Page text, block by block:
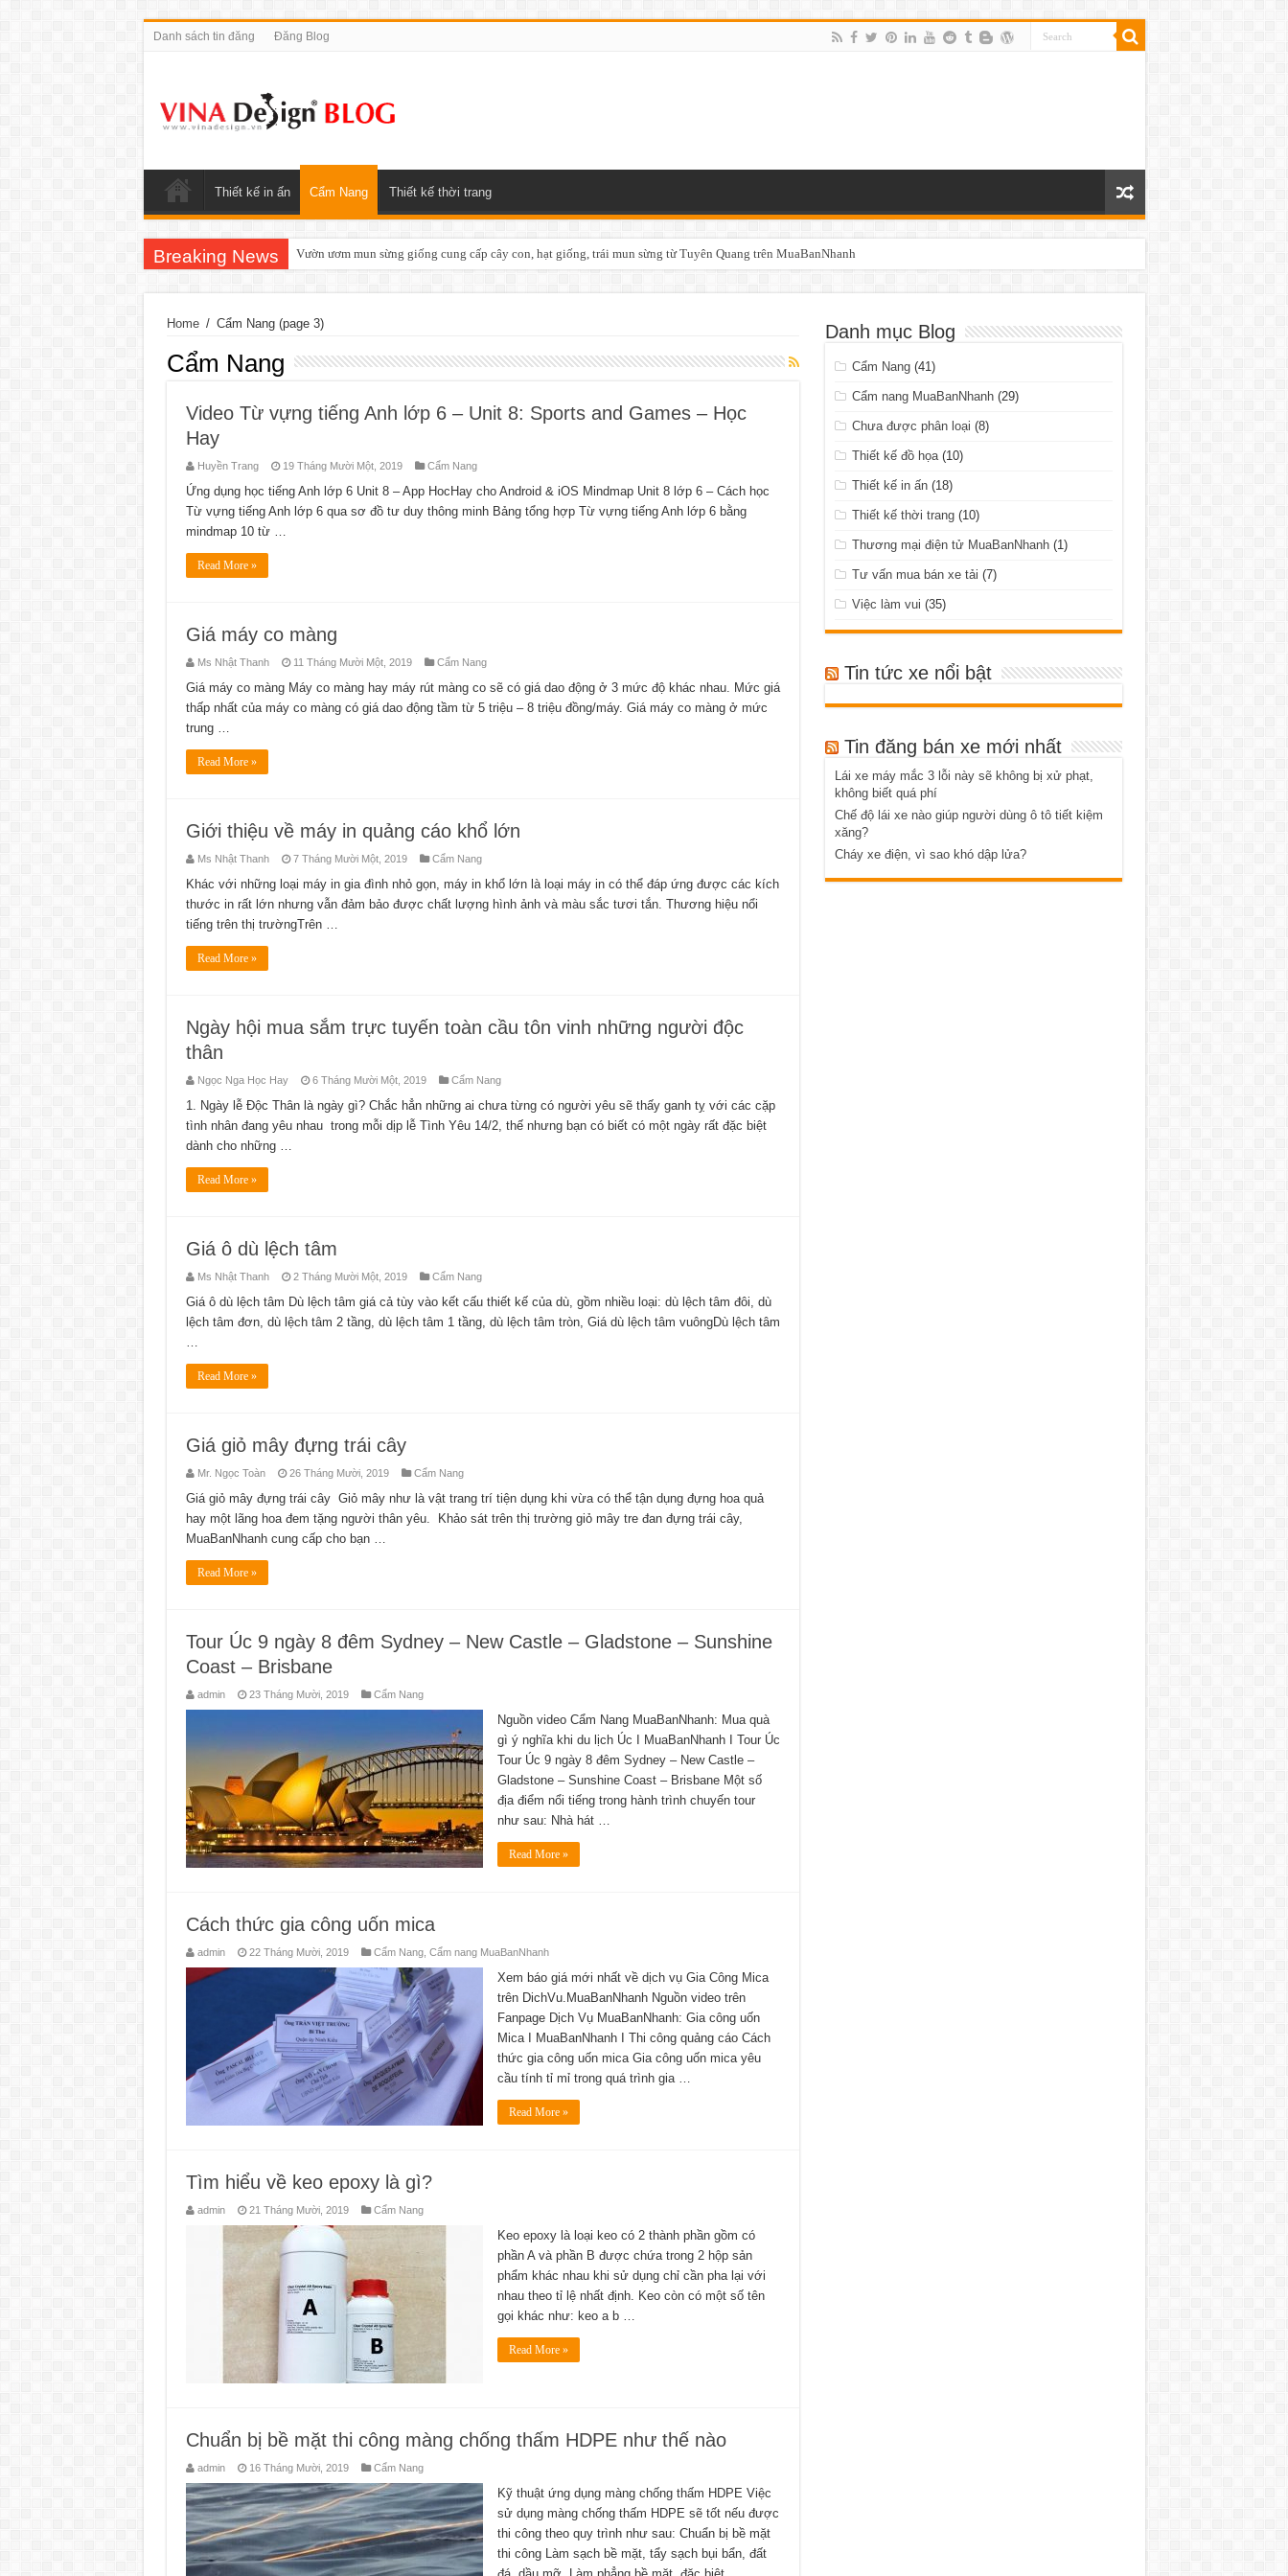
Danh sách tin đăng Đăng Blog
Thiết kế in ấn Cẩm Nang Thiết kế thời trang
Breaking News Vườn ươm mun sừng giống cung cấp cây con, hạt giống, trái mun sừng từ Tuyên Quang trên MuaBanNhanh
Home / Cẩm Nang(page 3)
Cẩm Nang
Video Từ vựng tiếng Anh lớp 6 – Unit 8: Sports and Games – Học
Hay
Huyền Trang 19 Tháng Mười Một, 2019 Cẩm Nang
Ứng dụng học tiếng Anh lớp 6 Unit 8 – App HocHay cho Android & iOS Mindmap Unit 8 lớp 6 – Cách học
Từ vựng tiếng Anh lớp 6 qua sơ đồ tư duy thông minh Bảng tổng hợp Từ vựng tiếng Anh lớp 6 bằng
mindmap 10 từ …
Read More »
Giá máy co màng
Ms Nhật Thanh 11 Tháng Mười Một, 2019 Cẩm Nang
Giá máy co màng Máy co màng hay máy rút màng co sẽ có giá dao động ở 3 mức độ khác nhau. Mức giá
thấp nhất của máy co màng có giá dao động tầm từ 5 triệu – 8 triệu đồng/máy. Giá máy co màng ở mức
trung …
Read More »
Giới thiệu về máy in quảng cáo khổ lớn
Ms Nhật Thanh 7 Tháng Mười Một, 2019 Cẩm Nang
Khác với những loại máy in gia đình nhỏ gọn, máy in khổ lớn là loại máy in có thể đáp ứng được các kích
thước in rất lớn nhưng vẫn đảm bảo được chất lượng hình ảnh và màu sắc tươi tắn. Thương hiệu nổi
tiếng trên thị trườngTrên …
Read More »
Ngày hội mua sắm trực tuyến toàn cầu tôn vinh những người độc
thân
Ngọc Nga Học Hay 6 Tháng Mười Một, 2019 Cẩm Nang
1. Ngày lễ Độc Thân là ngày gì? Chắc hẳn những ai chưa từng có người yêu sẽ thấy ganh tỵ với các cặp
tình nhân đang yêu nhau trong mỗi dịp lễ Tình Yêu 14/2, thế nhưng bạn có biết có một ngày rất đặc biệt
dành cho những …
Read More »
Giá ô dù lệch tâm
Ms Nhật Thanh 2 Tháng Mười Một, 2019 Cẩm Nang
Giá ô dù lệch tâm Dù lệch tâm giá cả tùy vào kết cấu thiết kế của dù, gồm nhiều loại: dù lệch tâm đôi, dù
lệch tâm đơn, dù lệch tâm 2 tầng, dù lệch tâm 1 tầng, dù lệch tâm tròn, Giá dù lệch tâm vuôngDù lệch tâm
Read More »
Giá giỏ mây đựng trái cây
Mr. Ngọc Toàn 26 Tháng Mười, 2019 Cẩm Nang
Giá giỏ mây đựng trái cây Giỏ mây như là vật trang trí tiện dụng khi vừa có thể tận dụng đựng hoa quả
hay một lãng hoa đem tặng người thân yêu. Khảo sát trên thị trường giỏ mây tre đan đựng trái cây,
MuaBanNhanh cung cấp cho bạn …
Read More »
Tour Úc 9 ngày 8 đêm Sydney – New Castle – Gladstone – Sunshine
Coast – Brisbane
admin 23 Tháng Mười, 2019 Cẩm Nang
Nguồn video Cẩm Nang MuaBanNhanh: Mua quà
gì ý nghĩa khi du lịch Úc I MuaBanNhanh I Tour Úc
Tour Úc 9 ngày 8 đêm Sydney – New Castle –
Gladstone – Sunshine Coast – Brisbane Một số
địa điểm nổi tiếng trong hành trình chuyến tour
như sau: Nhà hát …
Read More »
Cách thức gia công uốn mica
admin 22 Tháng Mười, 2019 Cẩm Nang, Cẩm nang MuaBanNhanh
Xem báo giá mới nhất về dịch vụ Gia Công Mica
trên DichVu.MuaBanNhanh Nguồn video trên
Fanpage Dịch Vụ MuaBanNhanh: Gia công uốn
Mica I MuaBanNhanh I Thi công quảng cáo Cách
thức gia công uốn mica Gia công uốn mica yêu
cầu tính tỉ mỉ trong quá trình gia …
Read More »
Tìm hiểu về keo epoxy là gì?
admin 21 Tháng Mười, 2019 Cẩm Nang
Keo epoxy là loại keo có 2 thành phần gồm có
phần A và phần B được chứa trong 2 hộp sản
phẩm khác nhau khi sử dụng chỉ cần pha lại với
nhau theo tỉ lệ nhất định. Keo còn có một số tên
gọi khác như: keo a b …
Read More »
Chuẩn bị bề mặt thi công màng chống thấm HDPE như thế nào
admin 16 Tháng Mười, 2019 Cẩm Nang
Kỹ thuật ứng dụng màng chống thấm HDPE Việc
sử dụng màng chống thấm HDPE sẽ tốt nếu được
thi công theo quy trình như sau: Chuẩn bị bề mặt
thi công Làm sạch bề mặt, tẩy sạch bụi bẩn, đất
Danh mục Blog
Cẩm Nang (41)
Cẩm nang MuaBanNhanh (29)
Chưa được phân loại (8)
Thiết kế đồ họa (10)
Thiết kế in ấn (18)
Thiết kế thời trang (10)
Thương mại điện tử MuaBanNhanh (1)
Tư vấn mua bán xe tải (7)
Việc làm vui (35)
Tin tức xe nổi bật
Tin đăng bán xe mới nhất
Lái xe máy mắc 3 lỗi này sẽ không bị xử phạt,
không biết quá phí
Chế độ lái xe nào giúp người dùng ô tô tiết kiệm
xăng?
Cháy xe điện, vì sao khó dập lửa?